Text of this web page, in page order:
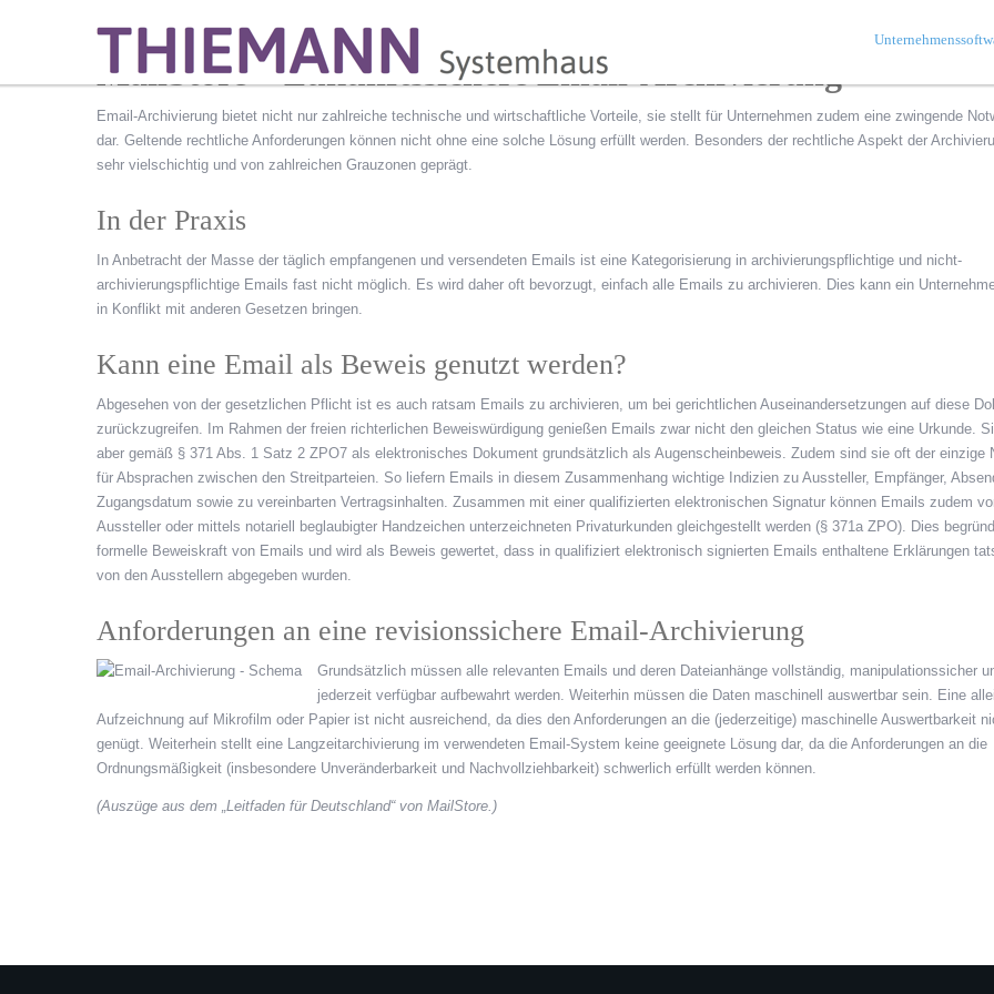
MailStore – Zukunftssichere Email-Archivierung
Email-Archivierung bietet nicht nur zahlreiche technische und wirtschaftliche Vorteile, sie stellt für Unternehmen zudem eine zwingende
dar. Geltende rechtliche Anforderungen können nicht ohne eine solche Lösung erfüllt werden. Besonders der rechtliche Aspekt der
sehr vielschichtig und von zahlreichen Grauzonen geprägt.
In der Praxis
In Anbetracht der Masse der täglich empfangenen und versendeten Emails ist eine Kategorisierung in archivierungspflichtige und nicht-
archivierungspflichtige Emails fast nicht möglich. Es wird daher oft bevorzugt, einfach alle Emails zu archivieren. Dies kann ein
in Konflikt mit anderen Gesetzen bringen.
Kann eine Email als Beweis genutzt werden?
Abgesehen von der gesetzlichen Pflicht ist es auch ratsam Emails zu archivieren, um bei gerichtlichen Auseinandersetzungen auf diese
zurückzugreifen. Im Rahmen der freien richterlichen Beweiswürdigung genießen Emails zwar nicht den gleichen Status wie eine Urkunde.
aber gemäß § 371 Abs. 1 Satz 2 ZPO7 als elektronisches Dokument grundsätzlich als Augenscheinbeweis. Zudem sind sie oft der einzige
für Absprachen zwischen den Streitparteien. So liefern Emails in diesem Zusammenhang wichtige Indizien zu Aussteller, Empfänger,
Zugangsdatum sowie zu vereinbarten Vertragsinhalten. Zusammen mit einer qualifizierten elektronischen Signatur können Emails zudem
Aussteller oder mittels notariell beglaubigter Handzeichen unterzeichneten Privaturkunden gleichgestellt werden (§ 371a ZPO). Dies
formelle Beweiskraft von Emails und wird als Beweis gewertet, dass in qualifiziert elektronisch signierten Emails enthaltene Erklärungen
von den Ausstellern abgegeben wurden.
Anforderungen an eine revisionssichere Email-Archivierung
Grundsätzlich müssen alle relevanten Emails und deren Dateianhänge vollständig, manipulationssicher
jederzeit verfügbar aufbewahrt werden. Weiterhin müssen die Daten maschinell auswertbar sein. Eine
Aufzeichnung auf Mikrofilm oder Papier ist nicht ausreichend, da dies den Anforderungen an die (jederzeitige) maschinelle Auswertbarkeit
genügt. Weiterhein stellt eine Langzeitarchivierung im verwendeten Email-System keine geeignete Lösung dar, da die Anforderungen an die
Ordnungsmäßigkeit (insbesondere Unveränderbarkeit und Nachvollziehbarkeit) schwerlich erfüllt werden können.
(Auszüge aus dem „Leitfaden für Deutschland“ von MailStore.)